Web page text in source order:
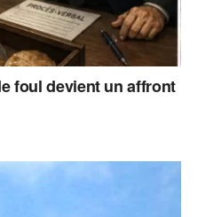
foul devient un affront